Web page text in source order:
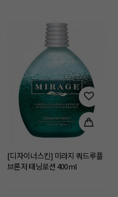
[디자이너스킨] 미라지 쿼드루플
브론저 태닝로션 400ml